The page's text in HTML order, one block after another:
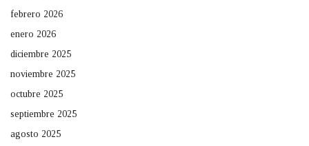
febrero 2026
enero 2026
diciembre 2025
noviembre 2025
octubre 2025
septiembre 2025
agosto 2025